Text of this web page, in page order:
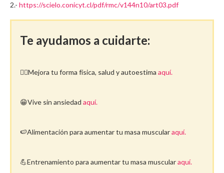
2.- https://scielo.conicyt.cl/pdf/rmc/v144n10/art03.pdf
Te ayudamos a cuidarte:
🤸‍♀️Mejora tu forma física, salud y autoestima aquí.
😁Vive sin ansiedad aquí.
🍉Alimentación para aumentar tu masa muscularaquí.
💪Entrenamiento para aumentar tu masa muscularaquí.